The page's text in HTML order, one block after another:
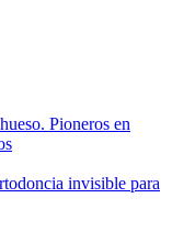
Pioneros en
invisible para